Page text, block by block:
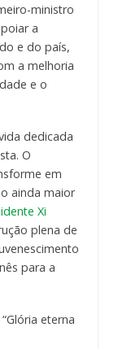
ministro
a
e do país,
a melhoria
e o
dedicada
O
em
ainda maior
Xi
plena de
para a
eterna